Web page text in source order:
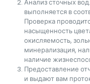
Анализ сточных
выполняется в
Проверка
насыщенность
окисляемость,
минерализация,
наличие
Предоставление
и выдают вам